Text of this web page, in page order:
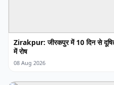
Zirakpur: जीरकपुर में 10 दिन से दूषित
में रोष
08 Aug 2026